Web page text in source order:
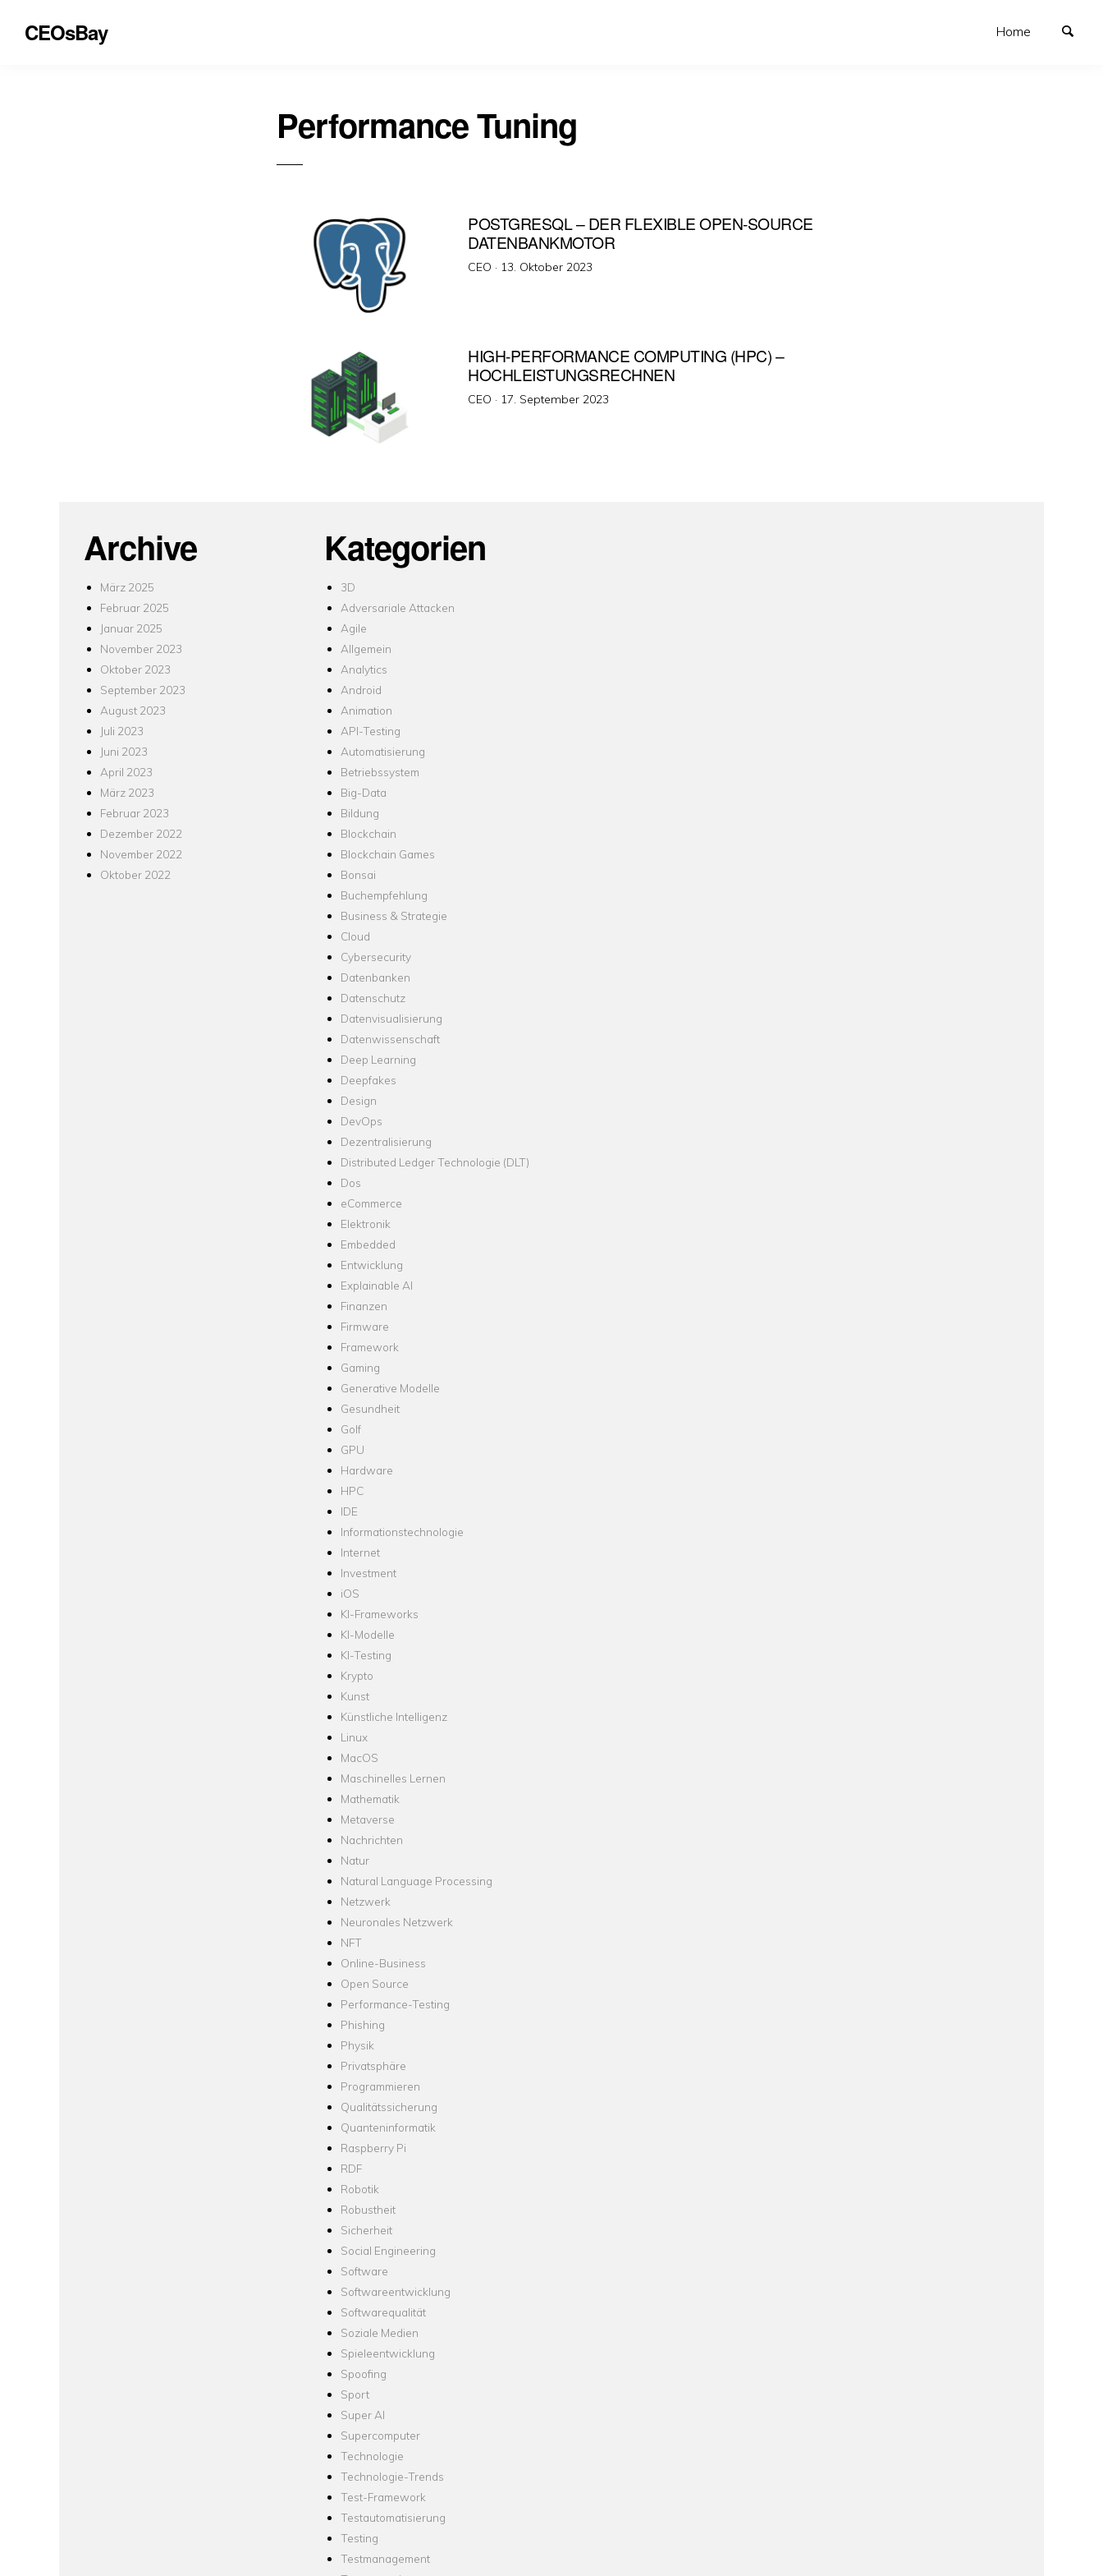
CEOsBay Home
Performance Tuning
POSTGRESQL – DER FLEXIBLE OPEN-SOURCE
DATENBANKMOTOR
CEO · Veröffentlicht
13. Oktober 2023
HIGH-PERFORMANCE COMPUTING (HPC) –
HOCHLEISTUNGSRECHNEN
CEO · Veröffentlicht
17. September 2023
Archive
März 2025
Februar 2025
Januar 2025
November 2023
Oktober 2023
September 2023
August 2023
Juli 2023
Juni 2023
April 2023
März 2023
Februar 2023
Dezember 2022
November 2022
Oktober 2022
Kategorien
3D
Adversariale Attacken
Agile
Allgemein
Analytics
Android
Animation
API-Testing
Automatisierung
Betriebssystem
Big-Data
Bildung
Blockchain
Blockchain Games
Bonsai
Buchempfehlung
Business & Strategie
Cloud
Cybersecurity
Datenbanken
Datenschutz
Datenvisualisierung
Datenwissenschaft
Deep Learning
Deepfakes
Design
DevOps
Dezentralisierung
Distributed Ledger Technologie (DLT)
Dos
eCommerce
Elektronik
Embedded
Entwicklung
Explainable AI
Finanzen
Firmware
Framework
Gaming
Generative Modelle
Gesundheit
Golf
GPU
Hardware
HPC
IDE
Informationstechnologie
Internet
Investment
iOS
KI-Frameworks
KI-Modelle
KI-Testing
Krypto
Kunst
Künstliche Intelligenz
Linux
MacOS
Maschinelles Lernen
Mathematik
Metaverse
Nachrichten
Natur
Natural Language Processing
Netzwerk
Neuronales Netzwerk
NFT
Online-Business
Open Source
Performance-Testing
Phishing
Physik
Privatsphäre
Programmieren
Qualitätssicherung
Quanteninformatik
Raspberry Pi
RDF
Robotik
Robustheit
Sicherheit
Social Engineering
Software
Softwareentwicklung
Softwarequalität
Soziale Medien
Spieleentwicklung
Spoofing
Sport
Super AI
Supercomputer
Technologie
Technologie-Trends
Test-Framework
Testautomatisierung
Testing
Testmanagement